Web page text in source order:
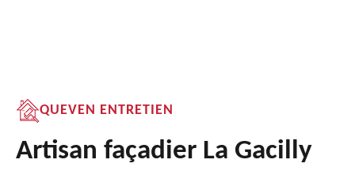
QUEVEN ENTRETIEN
Artisan façadier La Gacilly